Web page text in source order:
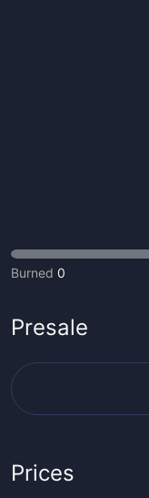
Burned 0
Presale
Prices